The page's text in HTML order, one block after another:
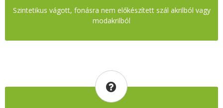
Szintetikus vágott, fonásra nem előkészített szál akrilból vagy
modakrilból